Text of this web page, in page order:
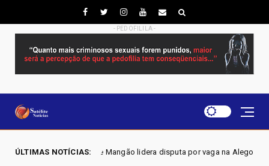
- PEDOFILILA -
ÚLTIMAS NOTÍCIAS:
Mangão lidera disputa por vaga na Alego em Novo Gama, aponta